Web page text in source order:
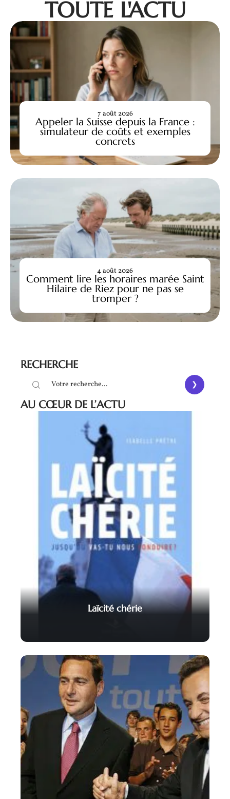
TOUTE L'ACTU
Appeler la Suisse depuis la France :
simulateur de coûts et exemples
concrets
7 août 2026
Comment lire les horaires marée Saint
Hilaire de Riez pour ne pas se
tromper ?
4 août 2026
RECHERCHE
AU CŒUR DE L’ACTU
Laïcité chérie